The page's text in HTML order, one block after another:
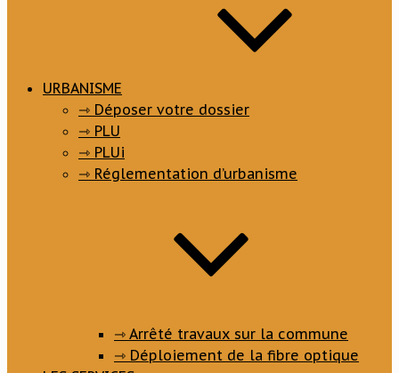
URBANISME
⇾ Déposer votre dossier
⇾ PLU
⇾ PLUi
⇾ Réglementation d’urbanisme
⇾ Arrêté travaux sur la commune
⇾ Déploiement de la fibre optique